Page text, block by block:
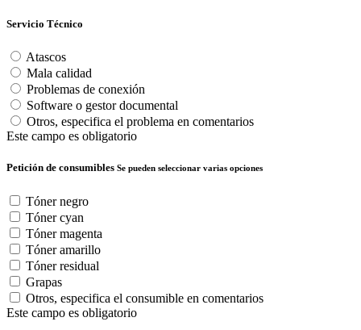
Servicio Técnico
Atascos
Mala calidad
Problemas de conexión
Software o gestor documental
Otros, especifica el problema en comentarios
Este campo es obligatorio
Petición de consumibles Se pueden seleccionar varias opciones
Tóner negro
Tóner cyan
Tóner magenta
Tóner amarillo
Tóner residual
Grapas
Otros, especifica el consumible en comentarios
Este campo es obligatorio